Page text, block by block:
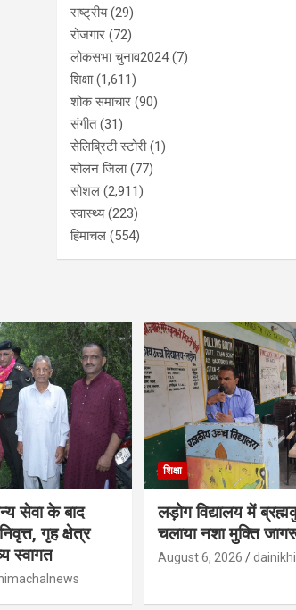
राष्ट्रीय(29)
रोजगार (72)
लोकसभा चुनाव2024(7)
शिक्षा(1,611)
शोक समाचार (90)
संगीत(31)
सेलिब्रिटी स्टोरी(1)
सोलन जिला(77)
सोशल (2,911)
स्वास्थ्य(223)
हिमाचल (554)
सेवा के बाद
गृह क्षेत्र
स्वागत
शिक्षा
लड़ोग विद्यालय में
चलाया नशा मुक्ति
August 6, 2026